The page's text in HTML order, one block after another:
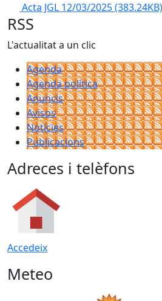
Acta JGL 12/03/2025(383.24KB)
RSS
L'actualitat a un clic
Agenda
Agenda política
Anuncis
Avisos
Notícies
Publicacions
Adreces i telèfons
Accedeix
Meteo